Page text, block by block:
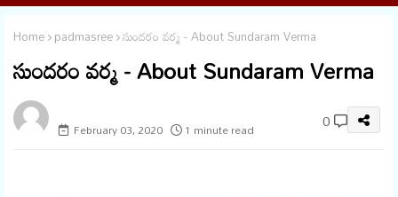
Home padmasree సుందరం వర్మ - About Sundaram Verma
సుందరం వర్మ - About Sundaram Verma
February 03, 2020
1 minute read 0